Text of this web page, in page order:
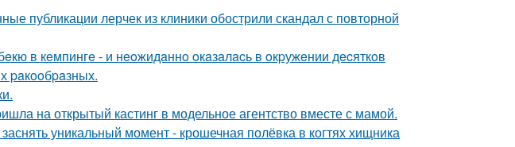
публикации лерчек из клиники обострили скандал с повторной
в кeмпингe - и нeoжидaннo oкaзaлacь в oкpужeнии дecяткoв
paкooбpaзных.
на открытый кастинг в модельное агентство вместе с мамой.
уникальный момент - крошечная полёвка в когтях хищника